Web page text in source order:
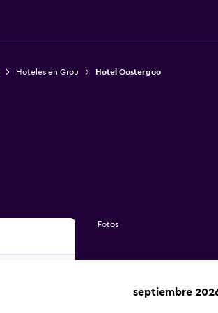
Hoteles en Grou Hotel Oostergoo
Fotos
septiembre